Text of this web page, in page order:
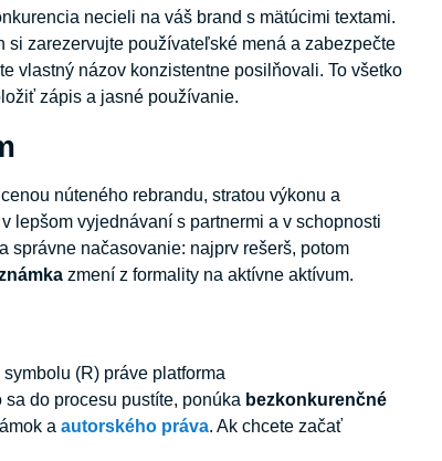
necieli na váš brand s mätúcimi textami.
zarezervujte používateľské mená a zabezpečte
vlastný názov konzistentne posilňovali. To všetko
zápis a jasné používanie.
núteného rebrandu, stratou výkonu a
lepšom vyjednávaní s partnermi a v schopnosti
správne načasovanie: najprv rešerš, potom
zmení z formality na aktívne aktívum.
(R) práve platforma
sa do procesu pustíte, ponúka bezkonkurenčné
aautorského práva. Ak chcete začať